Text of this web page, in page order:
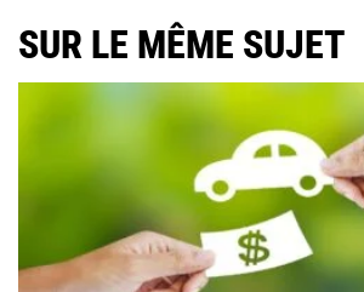
SUR LE MÊME SUJET